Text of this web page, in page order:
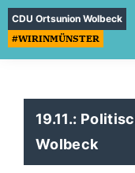
CDU Ortsunion Wolbeck
#WIRINMÜNSTER
19.11.:
Wolbeck